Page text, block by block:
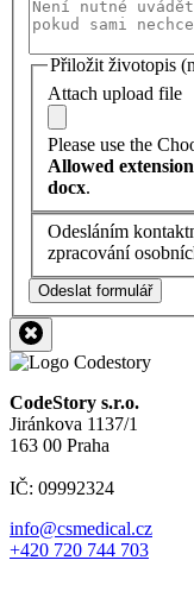
Přiložit životopis
Attach upload file
Please use the
Allowed
docx.
Odesláním
zpracování
Odeslat formulář
CodeStory s.r.o.
Jiránkova 1137/1
163 00 Praha
IČ: 09992324
info@csmedical.cz
+420 720 744 703